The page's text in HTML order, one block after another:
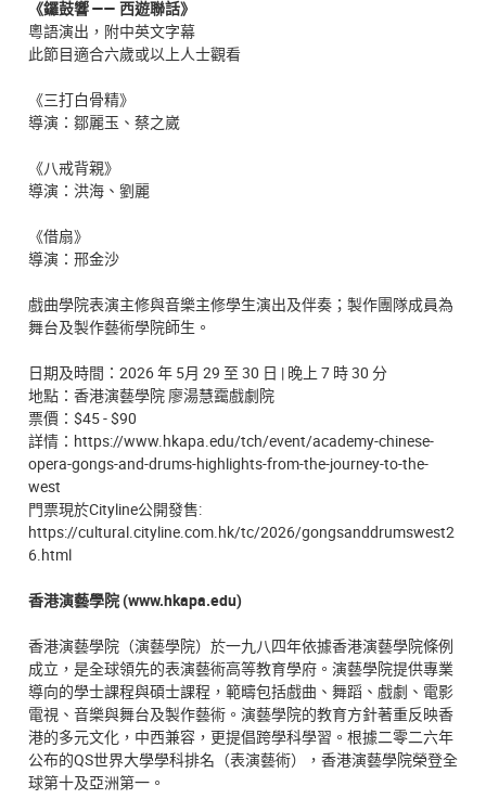
《鑼鼓響 —— 西遊聯話》
粵語演出，附中英文字幕
此節目適合六歲或以上人士觀看
《三打白骨精》
導演：鄒麗玉、蔡之崴
《八戒背親》
導演：洪海、劉麗
《借扇》
導演：邢金沙
戲曲學院表演主修與音樂主修學生演出及伴奏；製作團隊成員為
舞台及製作藝術學院師生。
日期及時間：2026 年 5月 29 至 30 日 | 晚上 7 時 30 分
地點：香港演藝學院 廖湯慧靄戲劇院
票價：$45 - $90
詳情：https://www.hkapa.edu/tch/event/academy-chinese-
opera-gongs-and-drums-highlights-from-the-journey-to-the-
west
門票現於Cityline公開發售:
https://cultural.cityline.com.hk/tc/2026/gongsanddrumswest2
6.html
香港演藝學院 (www.hkapa.edu)
香港演藝學院（演藝學院）於一九八四年依據香港演藝學院條例
成立，是全球領先的表演藝術高等教育學府。演藝學院提供專業
導向的學士課程與碩士課程，範疇包括戲曲、舞蹈、戲劇、電影
電視、音樂與舞台及製作藝術。演藝學院的教育方針著重反映香
港的多元文化，中西兼容，更提倡跨學科學習。根據二零二六年
公布的QS世界大學學科排名（表演藝術），香港演藝學院榮登全
球第十及亞洲第一。